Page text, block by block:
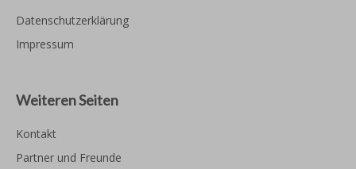
Datenschutzerklärung
Impressum
Weiteren Seiten
Kontakt
Partner und Freunde